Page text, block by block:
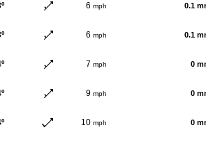
6 mph 0.1
6 mph 0.1
7 mph 0
9 mph 0
10 mph 0